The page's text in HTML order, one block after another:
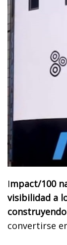
Impact/100
visibilidad a
convertirse